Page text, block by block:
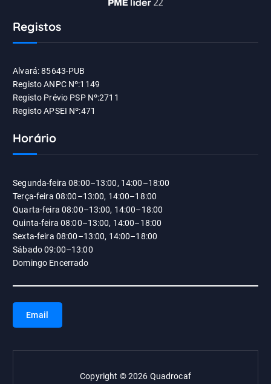
Registos
Alvará: 85643-PUB
Registo ANPC Nº:1149
Registo Prévio PSP Nº:2711
Registo APSEI Nº:471
Horário
Segunda-feira 08:00–13:00, 14:00–18:00
Terça-feira 08:00–13:00, 14:00–18:00
Quarta-feira 08:00–13:00, 14:00–18:00
Quinta-feira 08:00–13:00, 14:00–18:00
Sexta-feira 08:00–13:00, 14:00–18:00
Sábado 09:00–13:00
Domingo Encerrado
Email
Copyright © 2026 Quadrocaf